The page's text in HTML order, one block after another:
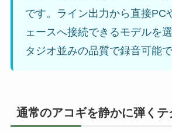
です。ライン出力から直接PC
ェースへ接続できるモデルを
タジオ並みの品質で録音可能で
通常のアコギを静かに弾くテ